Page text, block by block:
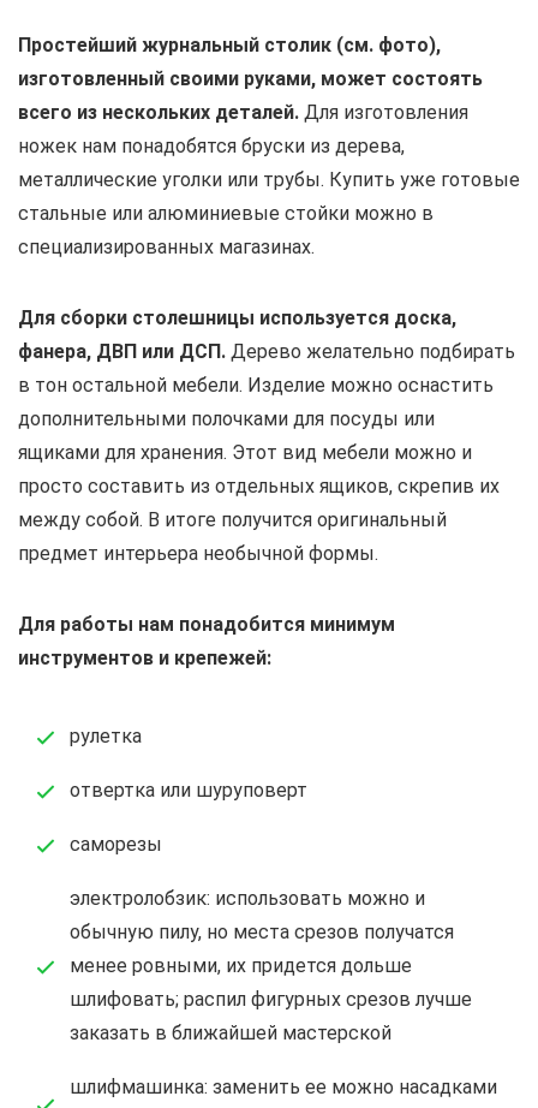
Простейший журнальный столик (см. фото),
изготовленный своими руками, может состоять
всего из нескольких деталей. Для изготовления
ножек нам понадобятся бруски из дерева,
металлические уголки или трубы. Купить уже готовые
стальные или алюминиевые стойки можно в
специализированных магазинах.
Для сборки столешницы используется доска,
фанера, ДВП или ДСП. Дерево желательно подбирать
в тон остальной мебели. Изделие можно оснастить
дополнительными полочками для посуды или
ящиками для хранения. Этот вид мебели можно и
просто составить из отдельных ящиков, скрепив их
между собой. В итоге получится оригинальный
предмет интерьера необычной формы.
Для работы нам понадобится минимум
инструментов и крепежей:
рулетка
отвертка или шуруповерт
саморезы
электролобзик: использовать можно и
обычную пилу, но места срезов получатся
менее ровными, их придется дольше
шлифовать; распил фигурных срезов лучше
заказать в ближайшей мастерской
шлифмашинка: заменить ее можно насадками